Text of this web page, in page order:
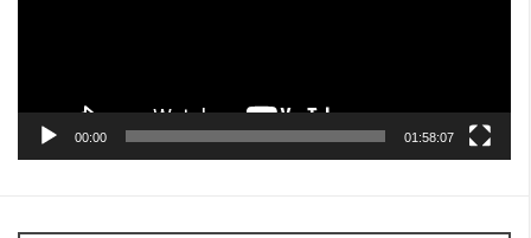
00:00 01:58:07